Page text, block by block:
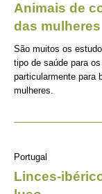
Animais de
das mulheres
São muitos os
tipo de saúde para
particularmente para
mulheres.
Portugal
Linces-